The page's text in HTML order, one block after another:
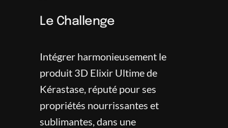
Le Challenge
Intégrer harmonieusement le
produit 3D Elixir Ultime de
Kérastase, réputé pour ses
propriétés nourrissantes et
sublimantes, dans une